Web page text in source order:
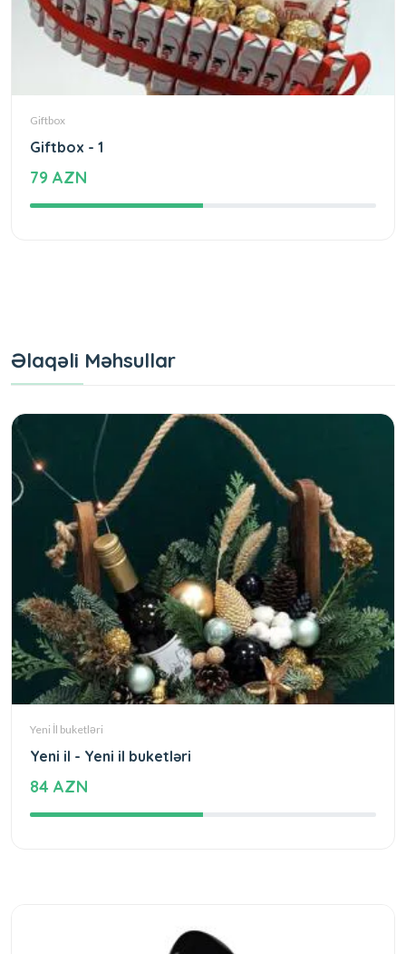
Giftbox
Giftbox - 1
79 AZN
Əlaqəli Məhsullar
Yeni İl buketləri
Yeni il - Yeni il buketləri
84 AZN